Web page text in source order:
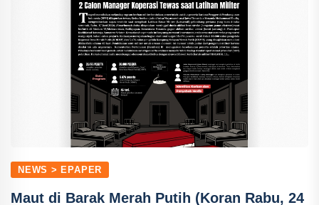
NEWS > EPAPER
Maut di Barak Merah Putih (Koran Rabu, 24